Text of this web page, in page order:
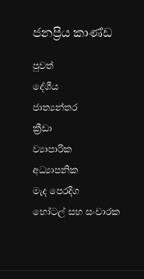
ජනප්‍රිය කාණ්ඩ
පුවත්
දේශීය
ජාත්‍යන්තර
ක්‍රීඩා
ව්‍යාපාරික
අධ්‍යාපනික
මැද පෙරදිග
හෝටල් සහ සංචාරක